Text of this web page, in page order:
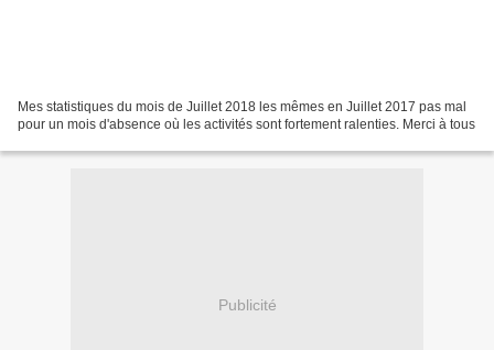
Mes statistiques du mois de Juillet 2018 les mêmes en Juillet 2017 pas mal
pour un mois d'absence où les activités sont fortement ralenties. Merci à tous
Publicité